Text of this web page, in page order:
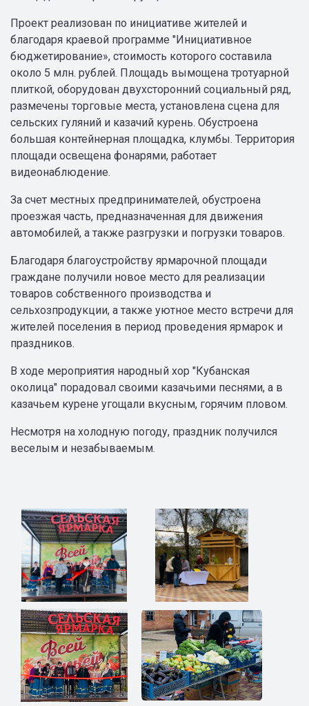
Проект реализован по инициативе жителей и
благодаря краевой программе "Инициативное
бюджетирование», стоимость которого составила
около 5 млн. рублей. Площадь вымощена тротуарной
плиткой, оборудован двухсторонний социальный ряд,
размечены торговые места, установлена сцена для
сельских гуляний и казачий курень. Обустроена
большая контейнерная площадка, клумбы. Территория
площади освещена фонарями, работает
видеонаблюдение.
За счет местных предпринимателей, обустроена
проезжая часть, предназначенная для движения
автомобилей, а также разгрузки и погрузки товаров.
Благодаря благоустройству ярмарочной площади
граждане получили новое место для реализации
товаров собственного производства и
сельхозпродукции, а также уютное место встречи для
жителей поселения в период проведения ярмарок и
праздников.
В ходе мероприятия народный хор "Кубанская
околица" порадовал своими казачьими песнями, а в
казачьем курене угощали вкусным, горячим пловом.
Несмотря на холодную погоду, праздник получился
веселым и незабываемым.